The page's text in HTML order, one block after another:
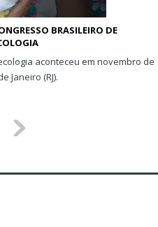
BRASILEIRO DE
aconteceu em novembro de
Janeiro (RJ).
>